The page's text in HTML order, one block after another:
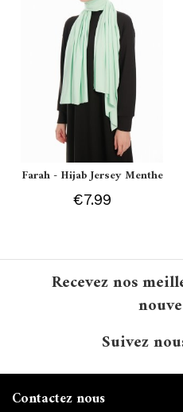
Farah - Hijab Jersey Menthe
€7.99
Recevez nos
Suivez
Contactez nous